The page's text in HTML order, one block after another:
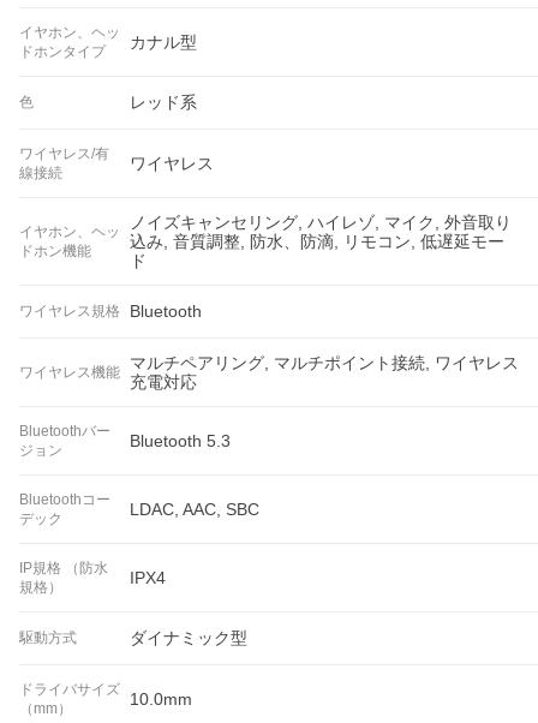
イヤホン、ヘッ
ドホンタイプ
カナル型
色 レッド系
ワイヤレス/有
線接続
ワイヤレス
イヤホン、ヘッ
ドホン機能
ノイズキャンセリング, ハイレゾ, マイク, 外音取り
込み, 音質調整, 防水、防滴, リモコン, 低遅延モー
ド
ワイヤレス規格 Bluetooth
ワイヤレス機能
マルチペアリング, マルチポイント接続, ワイヤレス
充電対応
Bluetoothバー
ジョン
Bluetooth 5.3
Bluetoothコー
デック
LDAC, AAC, SBC
IP規格 （防水
規格）
IPX4
駆動方式 ダイナミック型
ドライバサイズ
（mm）
10.0mm